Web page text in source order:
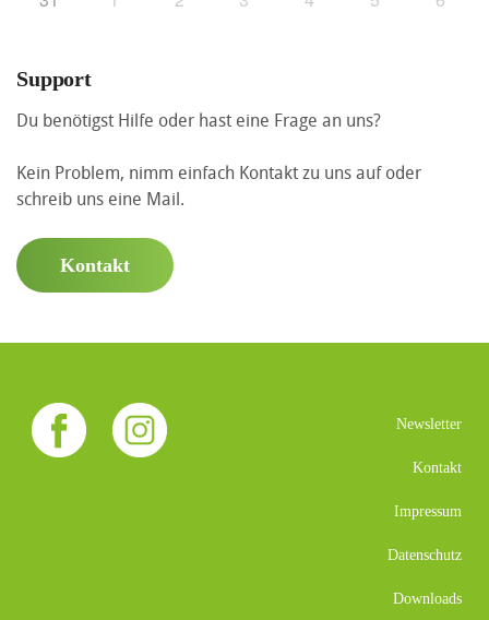
Support
Du benötigst Hilfe oder hast eine Frage an uns?
Kein Problem, nimm einfach Kontakt zu uns auf oder
schreib uns eine Mail.
Kontakt
Newsletter
Kontakt
Impressum
Datenschutz
Downloads